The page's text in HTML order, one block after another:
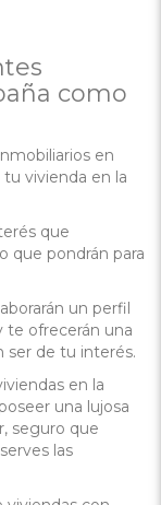
como
en
vivienda en la
que
que pondrán para
un perfil
te ofrecerán una
ser de tu interés.
en la
una lujosa
seguro que
las